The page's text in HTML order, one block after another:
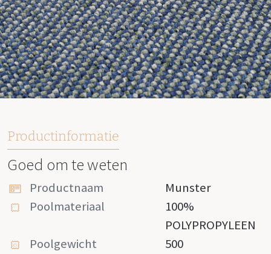
Productinformatie
Goed om te weten
Productnaam
Munster
Poolmateriaal
100%
POLYPROPYLEEN
Poolgewicht
500